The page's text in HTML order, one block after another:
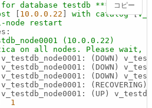
for database testdb
***
10.0 .0 .22 with catalog [
node
restart
(10.0.0.22)
on all nodes. Please wait,
(DOWN)
(DOWN)
(DOWN)
(UP)
1
コピー